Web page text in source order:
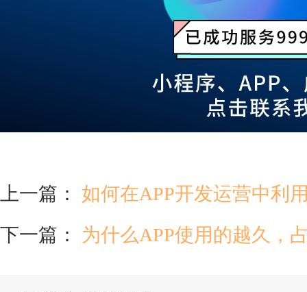
上一篇： 如何在APP开发运营中利
下一篇： 为什么APP使用的越久，